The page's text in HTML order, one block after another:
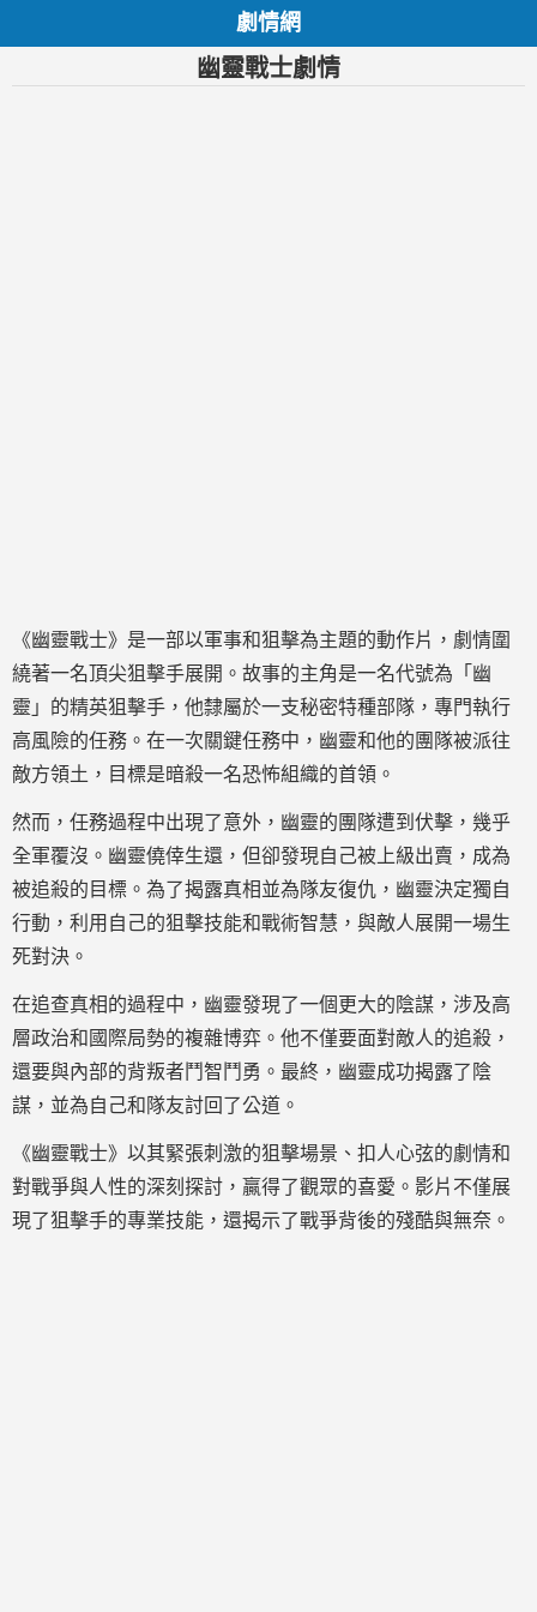
劇情網
幽靈戰士劇情
《幽靈戰士》是一部以軍事和狙擊為主題的動作片，劇情圍
繞著一名頂尖狙擊手展開。故事的主角是一名代號為「幽
靈」的精英狙擊手，他隸屬於一支秘密特種部隊，專門執行
高風險的任務。在一次關鍵任務中，幽靈和他的團隊被派往
敵方領土，目標是暗殺一名恐怖組織的首領。
然而，任務過程中出現了意外，幽靈的團隊遭到伏擊，幾乎
全軍覆沒。幽靈僥倖生還，但卻發現自己被上級出賣，成為
被追殺的目標。為了揭露真相並為隊友復仇，幽靈決定獨自
行動，利用自己的狙擊技能和戰術智慧，與敵人展開一場生
死對決。
在追查真相的過程中，幽靈發現了一個更大的陰謀，涉及高
層政治和國際局勢的複雜博弈。他不僅要面對敵人的追殺，
還要與內部的背叛者鬥智鬥勇。最終，幽靈成功揭露了陰
謀，並為自己和隊友討回了公道。
《幽靈戰士》以其緊張刺激的狙擊場景、扣人心弦的劇情和
對戰爭與人性的深刻探討，贏得了觀眾的喜愛。影片不僅展
現了狙擊手的專業技能，還揭示了戰爭背後的殘酷與無奈。